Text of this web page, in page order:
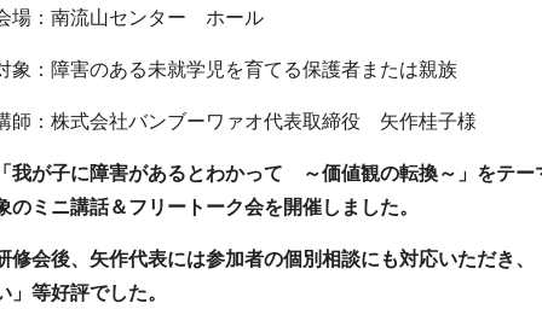
場：南流山センター ホール
象：障害のある未就学児を育てる保護者または親族
師：株式会社バンブーワァオ代表取締役 矢作桂子様
我が子に障害があるとわかって ～価値観の転換～」をテー
のミニ講話＆フリートーク会を開催しました。
修会後、矢作代表には参加者の個別相談にも対応いただき
」等好評でした。